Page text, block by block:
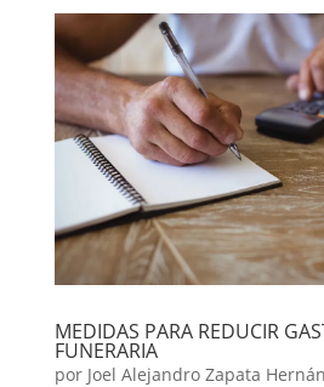
MEDIDAS PARA REDUCIR
FUNERARIA
por Joel Alejandro Zapata